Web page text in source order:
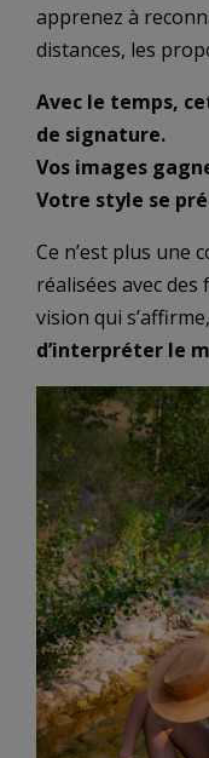
apprenez à
distances, les
Avec le temps,
de signature.
Vos images
Votre style se
Ce n’est plus une
réalisées avec
vision qui
d’interpréter le